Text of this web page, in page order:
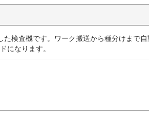
検査機です。ワーク搬送から種分けまで
になります。